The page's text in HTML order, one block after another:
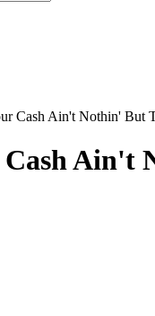
Cash Ain't Nothin' But
Cash